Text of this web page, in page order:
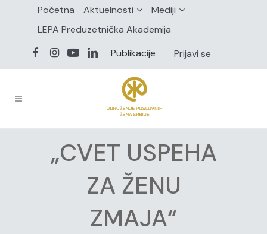
Početna Aktuelnosti
Mediji
LEPA Preduzetnička Akademija
Publikacije
Prijavi se
„CVET USPEHA
ZA ŽENU
ZMAJA“